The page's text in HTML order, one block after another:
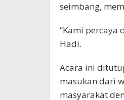
seimbang,
“Kami percaya
Hadi.
Acara ini
masukan dari
masyarakat